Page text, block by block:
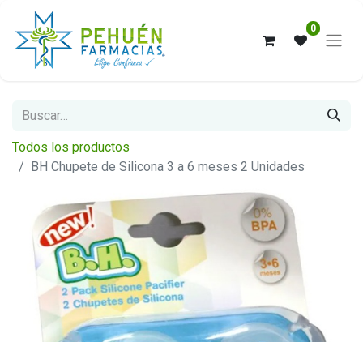
0
Todos los productos
BH Chupete de Silicona 3 a 6 meses 2 Unidades